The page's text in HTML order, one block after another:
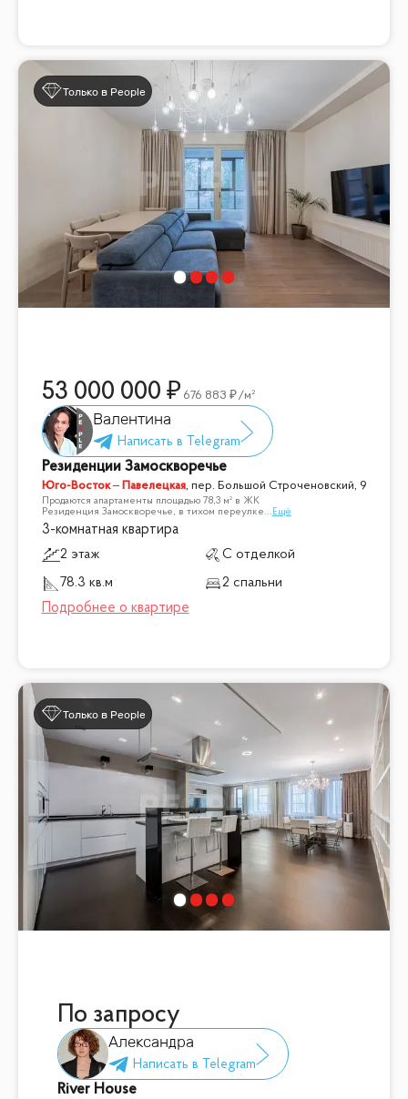
Только в People
53 000 000 676 883 /м²
Валентина
Резиденции Замоскворечье
Юго-Восток – Павелецкая, пер. Большой Строченовский, 9
Продаются апартаменты площадью 78,3 м² в ЖК
Резиденция Замоскворечье, в тихом переулке... Ещё
3-комнатная квартира
2 этаж
С отделкой
78.3 кв.м
2 спальни
Только в People
По запросу
Александра
River House